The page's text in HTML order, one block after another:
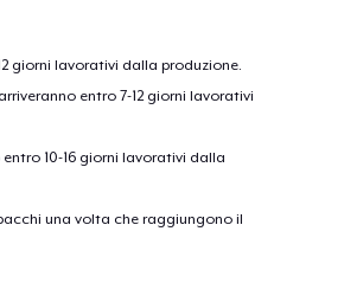
giorni lavorativi dalla produzione.
entro 7-12 giorni lavorativi
10-16 giorni lavorativi dalla
una volta che raggiungono il